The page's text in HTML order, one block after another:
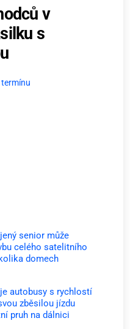
v
s
senior může
celého satelitního
domech
autobusy s rychlostí
zběsilou jízdu
pruh na dálnici